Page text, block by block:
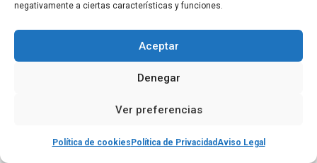
negativamente a ciertas características y funciones.
Aceptar
Denegar
Ver preferencias
Política de cookies Política de PrivacidadAviso Legal